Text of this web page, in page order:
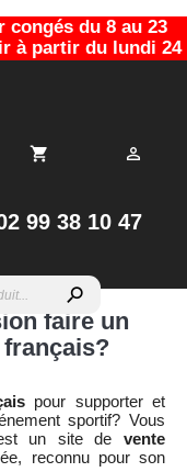
congés du 8 au 23
à partir du lundi 24
99 38 10 47
search
shopping_cart 
faire un
pour supporter et
sportif? Vous
un site devente
reconnu pour son